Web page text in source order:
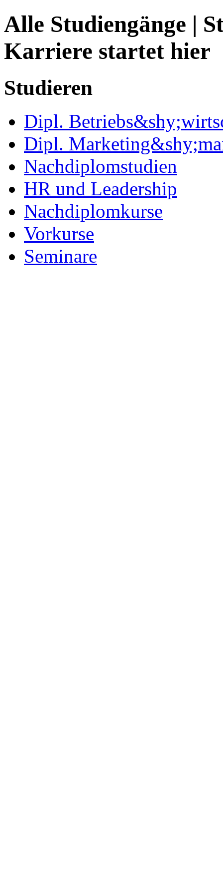
Alle Studiengänge |
Karriere startet hier
Studieren
Dipl.
Dipl.
Nachdiplomstudien
HR und Leadership
Nachdiplomkurse
Vorkurse
Seminare